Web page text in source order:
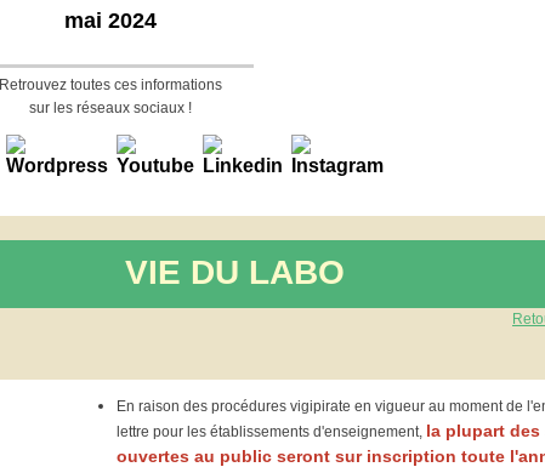
mai 2024
Retrouvez toutes ces informations
sur les réseaux sociaux !
VIE DU LABO
En raison des procédures vigipirate en vigueur au moment de
lettre pour les établissements d'enseignement, la plupart des
ouvertes au public seront sur inscription toute